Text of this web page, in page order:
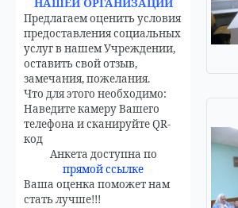
Предлагаем оценить условия
предоставления социальных
услуг в нашем Учреждении,
оставить свой отзыв,
замечания, пожелания.
Что для этого необходимо:
Наведите камеру Вашего
телефона и сканируйте QR-
код
Анкета доступна по
прямой ссылке
Ваша оценка поможет нам
стать лучше!!!